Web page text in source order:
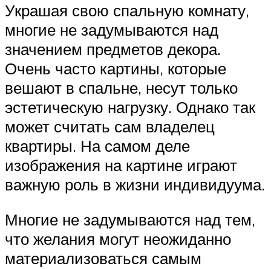
Украшая свою спальную комнату,
многие не задумываются над
значением предметов декора.
Очень часто картины, которые
вешают в спальне, несут только
эстетическую нагрузку. Однако так
может считать сам владелец
квартиры. На самом деле
изображения на картине играют
важную роль в жизни индивидуума.
Многие не задумываются над тем,
что желания могут неожиданно
материализоваться самым